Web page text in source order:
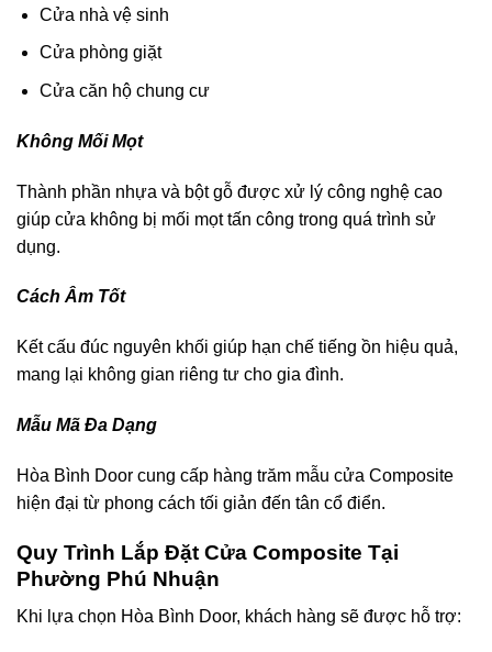
Cửa nhà vệ sinh
Cửa phòng giặt
Cửa căn hộ chung cư
Không Mối Mọt
Thành phần nhựa và bột gỗ được xử lý công nghệ cao
giúp cửa không bị mối mọt tấn công trong quá trình sử
dụng.
Cách Âm Tốt
Kết cấu đúc nguyên khối giúp hạn chế tiếng ồn hiệu quả,
mang lại không gian riêng tư cho gia đình.
Mẫu Mã Đa Dạng
Hòa Bình Door cung cấp hàng trăm mẫu cửa Composite
hiện đại từ phong cách tối giản đến tân cổ điển.
Quy Trình Lắp Đặt Cửa Composite Tại
Phường Phú Nhuận
Khi lựa chọn Hòa Bình Door, khách hàng sẽ được hỗ trợ: